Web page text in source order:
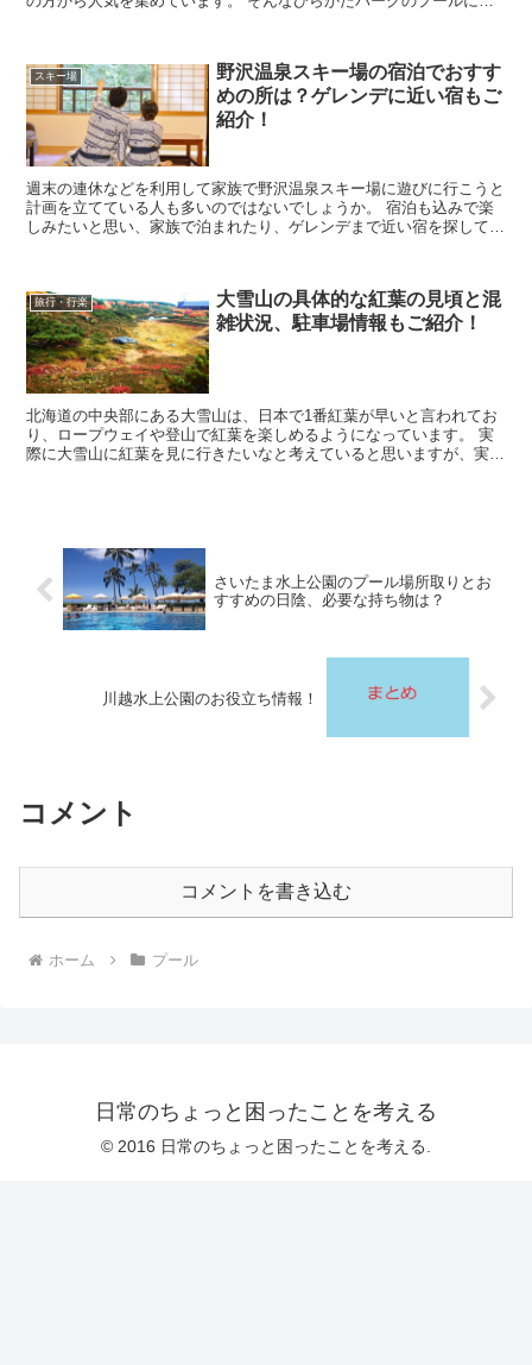
スキー場
野沢温泉スキー場の宿泊でおすす
めの所は？ゲレンデに近い宿もご
紹介！
週末の連休などを利用して家族で野沢温泉スキー場に遊びに行こうと
計画を立てている人も多いのではないでしょうか。 宿泊も込みで楽
しみたいと思い、家族で泊まれたり、ゲレンデまで近い宿を探してい
旅行・行楽
大雪山の具体的な紅葉の見頃と混
雑状況、駐車場情報もご紹介！
北海道の中央部にある大雪山は、日本で1番紅葉が早いと言われてお
り、ロープウェイや登山で紅葉を楽しめるようになっています。 実
際に大雪山に紅葉を見に行きたいなと考えていると思いますが、実際
さいたま水上公園のプール場所取りとお
すすめの日陰、必要な持ち物は？
川越水上公園のお役立ち情報！
コメント
コメントを書き込む
ホーム プール
日常のちょっと困ったことを考える
© 2016 日常のちょっと困ったことを考える.